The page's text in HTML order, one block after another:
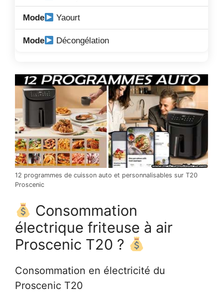
Yaourt
Décongélation
12 programmes de cuisson auto et personnalisables sur T20
Proscenic
Consommation
électrique friteuse à air
Proscenic T20 ?
Consommation en électricité du
Proscenic T20